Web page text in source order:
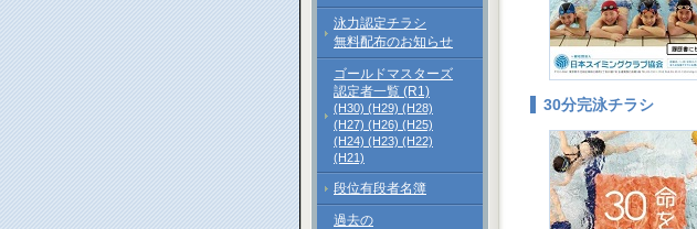
30分完泳チラシ
泳力認定チラシ
無料配布のお知らせ
ゴールドマスターズ
認定者一覧 (R1)
(H30) (H29) (H28)
(H27) (H26) (H25)
(H24) (H23) (H22)
(H21)
段位有段者名簿
過去の